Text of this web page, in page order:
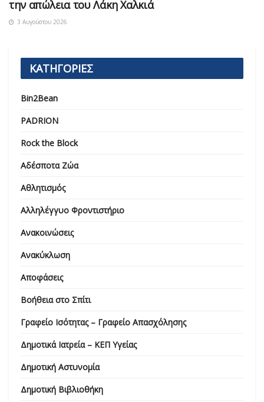
την απώλεια του Λάκη Χαλκιά
3 Αυγούστου 2026
ΚΑΤΗΓΟΡΙΕΣ
Bin2Bean
PADRION
Rock the Block
Αδέσποτα Ζώα
Αθλητισμός
Αλληλέγγυο Φροντιστήριο
Ανακοινώσεις
Ανακύκλωση
Αποφάσεις
Βοήθεια στο Σπίτι
Γραφείο Ισότητας – Γραφείο Απασχόλησης
Δημοτικά Ιατρεία – ΚΕΠ Υγείας
Δημοτική Αστυνομία
Δημοτική Βιβλιοθήκη